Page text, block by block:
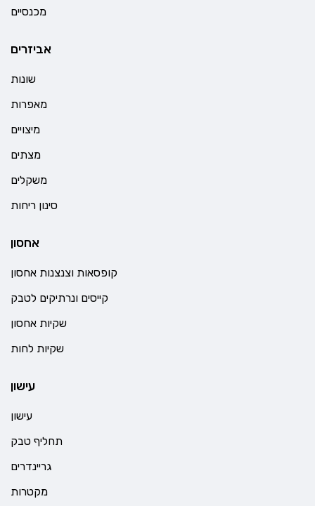
מכנסיים
אביזרים
שונות
מאפרות
מיצויים
מצתים
משקלים
סינון ריחות
אחסון
קופסאות וצנצנות אחסון
קייסים ונרתיקים לטבק
שקיות אחסון
שקיות לחות
עישון
עישון
תחליף טבק
גריינדרים
מקטרות